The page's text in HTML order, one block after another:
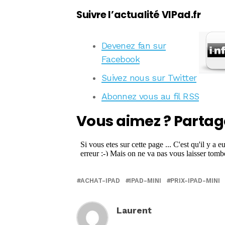
Suivre l’actualité VIPad.fr
Devenez fan sur
Facebook
Suivez nous sur Twitter
Abonnez vous au fil RSS
Vous aimez ?
ACHAT-IPAD IPAD-MINI PRIX-IPAD-MINI
Laurent